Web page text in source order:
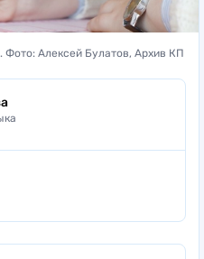
Фото: Алексей Булатов, Архив КП